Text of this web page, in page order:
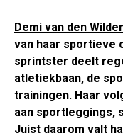
Demi van den
van haar sportieve
sprintster deelt
atletiekbaan, de
trainingen. Haar
aan sportleggings,
Juist daarom valt